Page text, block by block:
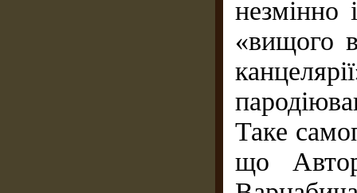
незмінно
«вищого
Таке
що